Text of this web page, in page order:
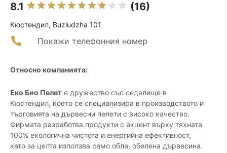
8.1 (16)
Кюстендил, Buzludzha 101
Покажи телефонния номер
Относно компанията:
Еко Био Пелет е дружество със седалище в
Кюстендил, което се специализира в производството и
търговията на дървесни пелети с високо качество.
Фирмата разработва продукти с акцент върху тяхната
100% екологична чистота и енергийна ефективност,
като за целта използва само обла, обелена дървесина.